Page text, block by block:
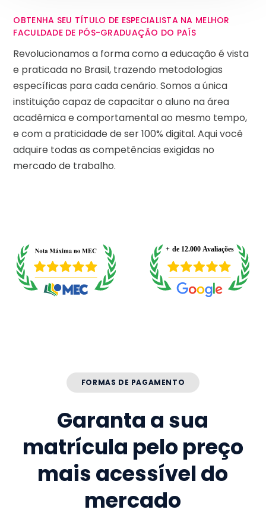
OBTENHA SEU TÍTULO DE ESPECIALISTA NA MELHOR
FACULDADE DE PÓS-GRADUAÇÃO DO PAÍS
Revolucionamos a forma como a educação é vista
e praticada no Brasil, trazendo metodologias
específicas para cada cenário. Somos a única
instituição capaz de capacitar o aluno na área
acadêmica e comportamental ao mesmo tempo,
e com a praticidade de ser 100% digital. Aqui você
adquire todas as competências exigidas no
mercado de trabalho.
FORMAS DE PAGAMENTO
Garanta a sua
matrícula pelo preço
mais acessível do
mercado